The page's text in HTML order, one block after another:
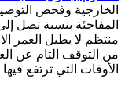
الخارجية وفحص
المفاجئة بنسبة تصل إلى 50%. لذا، فإن
منتظم لا يطيل العمر
من التوقف التام عن
الأوقات التي ترتفع